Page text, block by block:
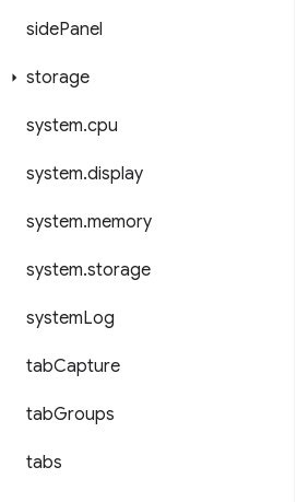
sidePanel
storage
system.cpu
system.display
system.memory
system.storage
systemLog
tabCapture
tabGroups
tabs